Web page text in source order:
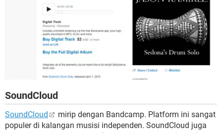
SoundCloud
SoundCloud
mirip dengan Bandcamp. Platform ini sangat
populer di kalangan musisi independen. SoundCloud juga